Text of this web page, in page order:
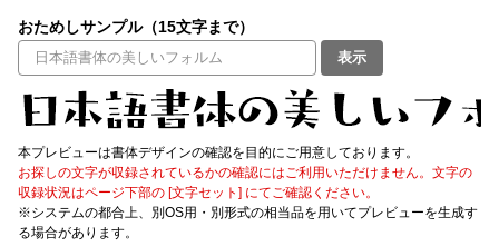
リセット 検索
おためしサンプル（15文字まで）
表示
本プレビューは書体デザインの確認を目的にご用意しております。
お探しの文字が収録されているかの確認にはご利用いただけません。文字の
収録状況はページ下部の [文字セット] にてご確認ください。
※システムの都合上、別OS用・別形式の相当品を用いてプレビューを生成す
る場合があります。